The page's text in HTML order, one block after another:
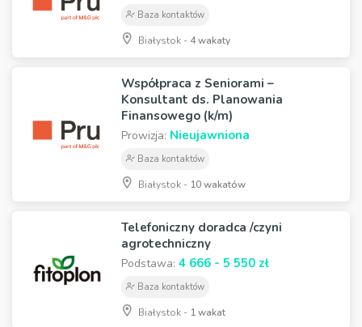
Baza kontaktów
Białystok - 4 wakaty
Współpraca z Seniorami –
Konsultant ds. Planowania
Finansowego (k/m)
Prowizja: Nieujawniona
Baza kontaktów
Białystok - 10 wakatów
Telefoniczny doradca /czyni
agrotechniczny
Podstawa: 4 666 - 5 550 zł
Baza kontaktów
Białystok - 1 wakat